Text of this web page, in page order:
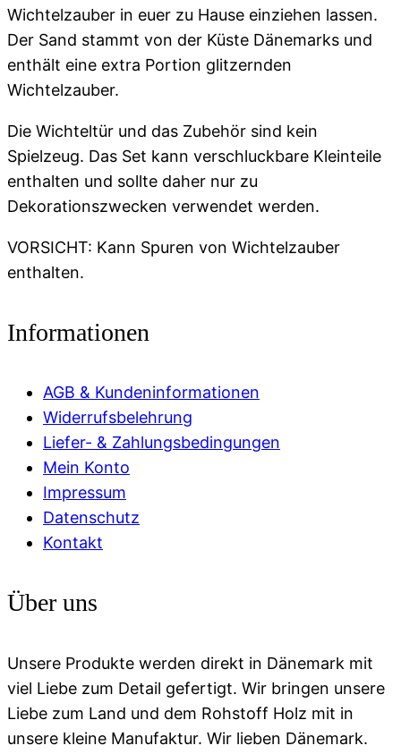
Wichtelzauber in euer zu Hause einziehen lassen.
Der Sand stammt von der Küste Dänemarks und
enthält eine extra Portion glitzernden
Wichtelzauber.
Die Wichteltür und das Zubehör sind kein
Spielzeug. Das Set kann verschluckbare Kleinteile
enthalten und sollte daher nur zu
Dekorationszwecken verwendet werden.
VORSICHT: Kann Spuren von Wichtelzauber
enthalten.
Informationen
AGB & Kundeninformationen
Widerrufsbelehrung
Liefer- & Zahlungsbedingungen
Mein Konto
Impressum
Datenschutz
Kontakt
Über uns
Unsere Produkte werden direkt in Dänemark mit
viel Liebe zum Detail gefertigt. Wir bringen unsere
Liebe zum Land und dem Rohstoff Holz mit in
unsere kleine Manufaktur. Wir lieben Dänemark.